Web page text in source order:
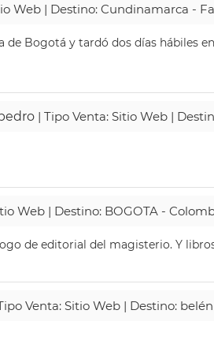
Web | Destino: Cundinamarca -
Bogotá y tardó dos días hábiles
| Tipo Venta: Sitio Web |
Web | Destino: BOGOTA -
de editorial del magisterio. Y
Venta: Sitio Web | Destino: